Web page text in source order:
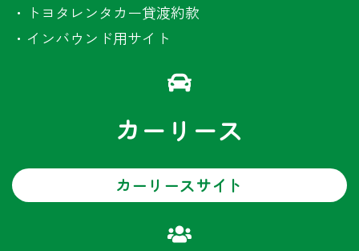
・ トヨタレンタカー貸渡約款
・ インバウンド用サイト
カーリース
カーリースサイト